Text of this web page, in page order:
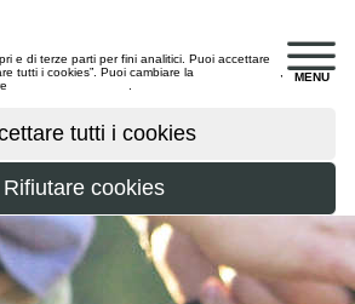
MENU
e di terze parti per fini analitici. Puoi accettare
tutti i cookies”. Puoi cambiare la